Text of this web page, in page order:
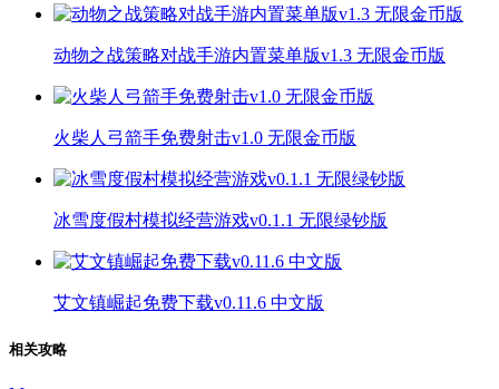
动物之战策略对战手游内置菜单版v1.3 无限金币版
火柴人弓箭手免费射击v1.0 无限金币版
冰雪度假村模拟经营游戏v0.1.1 无限绿钞版
艾文镇崛起免费下载v0.11.6 中文版
相关攻略